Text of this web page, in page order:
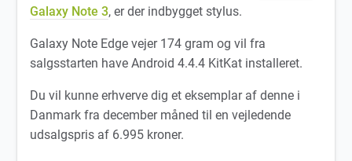
Galaxy Note 3, er der indbygget stylus.
Galaxy Note Edge vejer 174 gram og vil fra
salgsstarten have Android 4.4.4 KitKat installeret.
Du vil kunne erhverve dig et eksemplar af denne i
Danmark fra december måned til en vejledende
udsalgspris af 6.995 kroner.